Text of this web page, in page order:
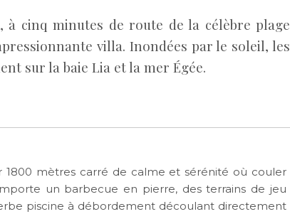
à cinq minutes de route de la célèbre plage
villa. Inondées par le soleil, les
sur la baie Lia et la mer Égée.
1800 mètres carré de calme et sérénité où couler
un barbecue en pierre, des terrains de jeu
piscine à débordement découlant directement